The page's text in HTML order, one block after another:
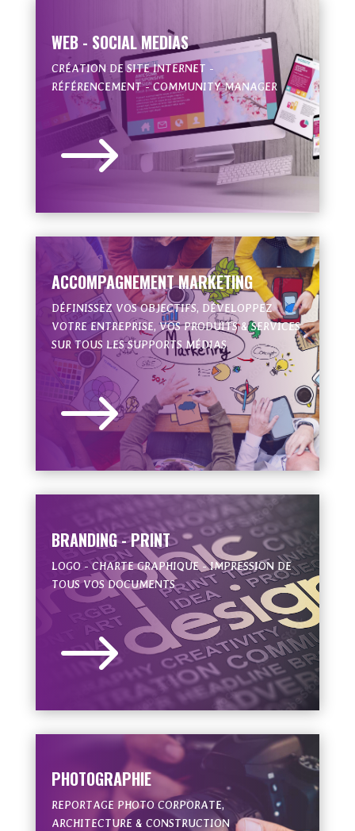
WEB - SOCIAL MEDIAS
CRÉATION DE SITE INTERNET -
RÉFÉRENCEMENT - COMMUNITY MANAGER
$
ACCOMPAGNEMENT MARKETING
DÉFINISSEZ VOS OBJECTIFS, DÉVELOPPEZ
VOTRE ENTREPRISE, VOS PRODUITS & SERVICES
SUR TOUS LES SUPPORTS MÉDIAS
$
BRANDING - PRINT
LOGO - CHARTE GRAPHIQUE - IMPRESSION DE
TOUS VOS DOCUMENTS
$
PHOTOGRAPHIE
REPORTAGE PHOTO CORPORATE,
ARCHITECTURE & CONSTRUCTION